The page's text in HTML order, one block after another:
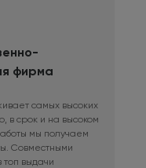
фирма
самых высоких
в срок и на высоком
мы получаем
Совместными
топ выдачи